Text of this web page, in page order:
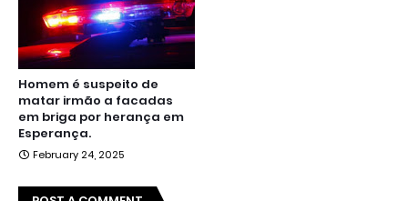
Homem é suspeito de
matar irmão a facadas
em briga por herança em
Esperança.
February 24, 2025